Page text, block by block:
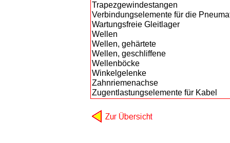
Trapezgewindestangen
Verbindungselemente für die
Wartungsfreie Gleitlager
Wellen
Wellen, gehärtete
Wellen, geschliffene
Wellenböcke
Winkelgelenke
Zahnriemenachse
Zugentlastungselemente für Kabel